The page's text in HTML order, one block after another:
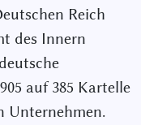
Reich
des Innern
auf 385 Kartelle
Unternehmen.